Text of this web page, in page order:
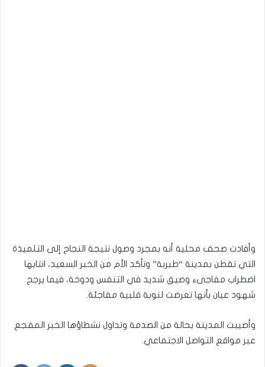
وأفادت صحف محلية أنه بمجرد وصول نتيجة النجاح إلى التلميذة
التي تقطن بمدينة “طبربة” وتأكد الأم من الخبر السعيد، انتابها
اضطراب مفاجىء وضيق شديد في التنفس ودوخة، فيما يرجح
شهود عيان بأنها تعرضت لنوبة قلبية مفاجئة.
وأصيبت المدينة بحالة من الصدمة وتداول نشطاؤها الخبر المفجع
عبر مواقع التواصل الاجتماعي.